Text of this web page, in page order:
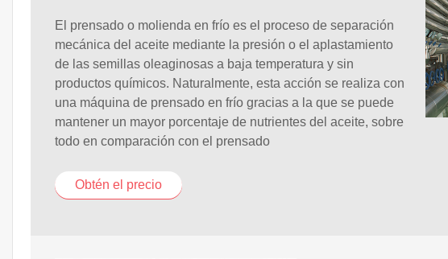
El prensado o molienda en frío es el proceso de separación
mecánica del aceite mediante la presión o el aplastamiento
de las semillas oleaginosas a baja temperatura y sin
productos químicos. Naturalmente, esta acción se realiza con
una máquina de prensado en frío gracias a la que se puede
mantener un mayor porcentaje de nutrientes del aceite, sobre
todo en comparación con el prensado
Obtén el precio